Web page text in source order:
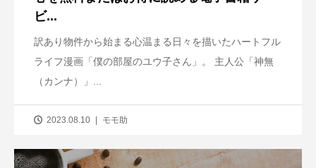
ビ...
訳あり物件から始まる心温まる日々を描いたハートフル
ライフ漫画「僕の部屋のユウ子さん」。 主人公「神無
（カンナ）」...
2023.08.10 モモ助